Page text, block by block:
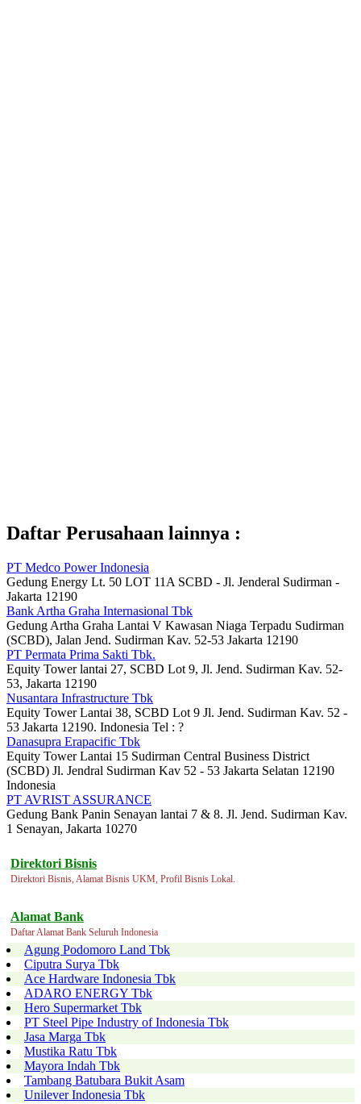
Daftar Perusahaan lainnya :
PT Medco Power Indonesia
Gedung Energy Lt. 50 LOT 11A SCBD - Jl. Jenderal Sudirman -
Jakarta 12190
Bank Artha Graha Internasional Tbk
Gedung Artha Graha Lantai V Kawasan Niaga Terpadu Sudirman
(SCBD), Jalan Jend. Sudirman Kav. 52-53 Jakarta 12190
PT Permata Prima Sakti Tbk.
Equity Tower lantai 27, SCBD Lot 9, Jl. Jend. Sudirman Kav. 52-
53, Jakarta 12190
Nusantara Infrastructure Tbk
Equity Tower Lantai 38, SCBD Lot 9 Jl. Jend. Sudirman Kav. 52 -
53 Jakarta 12190. Indonesia Tel : ?
Danasupra Erapacific Tbk
Equity Tower Lantai 15 Sudirman Central Business District
(SCBD) Jl. Jendral Sudirman Kav 52 - 53 Jakarta Selatan 12190
Indonesia
PT AVRIST ASSURANCE
Gedung Bank Panin Senayan lantai 7 & 8. Jl. Jend. Sudirman Kav.
1 Senayan, Jakarta 10270
Direktori Bisnis
Direktori Bisnis, Alamat Bisnis UKM, Profil Bisnis Lokal.
Alamat Bank
Daftar Alamat Bank Seluruh Indonesia
Agung Podomoro Land Tbk
Ciputra Surya Tbk
Ace Hardware Indonesia Tbk
ADARO ENERGY Tbk
Hero Supermarket Tbk
PT Steel Pipe Industry of Indonesia Tbk
Jasa Marga Tbk
Mustika Ratu Tbk
Mayora Indah Tbk
Tambang Batubara Bukit Asam
Unilever Indonesia Tbk